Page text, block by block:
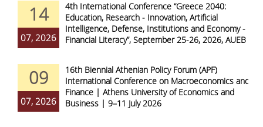
14
07, 2026
4th International Conference “Greece 2040:
Education, Research - Innovation, Artificial
Intelligence, Defense, Institutions and Economy -
Financial Literacy”, September 25-26, 2026, AUEB
09
07, 2026
16th Biennial Athenian Policy Forum (APF)
International Conference on Macroeconomics and
Finance | Athens University of Economics and
Business | 9–11 July 2026